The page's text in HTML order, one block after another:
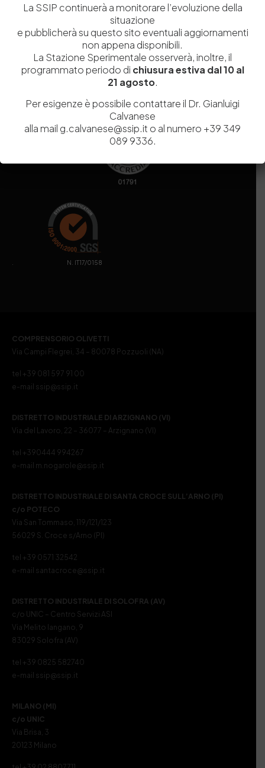
Iscrizione REANA 920756
Codice di iscrizione all’Anagrafe Nazionale delle Ricerche del
MIUR000290_EIRI
Euro9.690.240,00
stazionesperimentaleindustriapelli@legalmail.it
Sede legaleVia Campi Flegrei, 34 – 80078 Pozzuoli (NA) – Tel. +39
. N. IT17/0158
COMPRENSORIO OLIVETTI
Via Campi Flegrei, 34 – 80078 Pozzuoli (NA)
tel +39 081 597 91 00
e-mail ssip@ssip.it
DISTRETTO INDUSTRIALE DI ARZIGNANO (VI)
Via del Lavoro, 22 – 36077 – Arzignano (VI)
tel +390444 994267
e-mail m.nogarole@ssip.it
DISTRETTO INDUSTRIALE DI SANTA CROCE SULL’ARNO (PI)
c/o POTECO
Via San Tommaso, 119/121/123
56029 S. Croce s/Arno (PI)
tel +39 0571 32542
e-mail santacroce@ssip.it
DISTRETTO INDUSTRIALE DI SOLOFRA (AV)
c/o UNIC – Centro Servizi ASI
Via Melito Iangano, 9
83029 Solofra (AV)
tel +39 0825 582740
e-mail ssip@ssip.it
MILANO (MI)
c/o UNIC
Via Brisa, 3
20123 Milano
La SSIP continuerà a monitorare l’evoluzione della
situazione
e pubblicherà su questo sito eventuali aggiornamenti
non appena disponibili.
La Stazione Sperimentale osserverà, inoltre, il
programmato periodo di chiusura estiva dal 10 al
21 agosto.
Per esigenze è possibile contattare il Dr. Gianluigi
Calvanese
alla mail g.calvanese@ssip.it o al numero +39 349
089 9336.